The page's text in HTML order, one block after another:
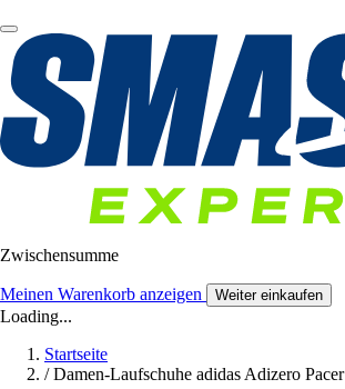
Zwischensumme
Meinen Warenkorb anzeigen Weiter einkaufen
Loading...
Startseite
/ Damen-Laufschuhe adidas Adizero Pacer